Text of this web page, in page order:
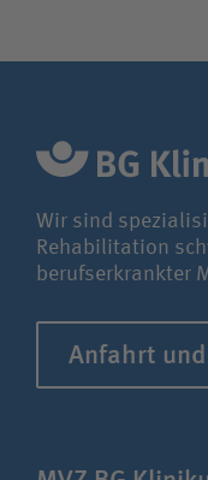
Wir sind
Rehabilitation
berufserkrankter
Anfahrt